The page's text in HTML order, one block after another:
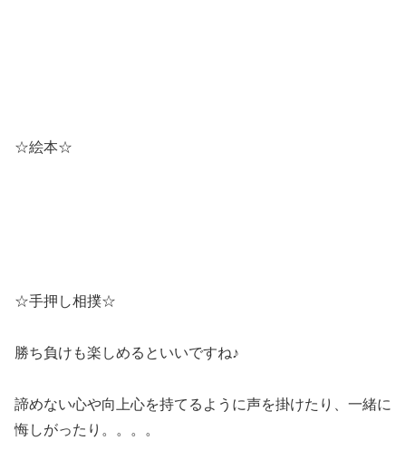
☆絵本☆
☆手押し相撲☆
勝ち負けも楽しめるといいですね♪
諦めない心や向上心を持てるように声を掛けたり、一緒に
悔しがったり。。。。